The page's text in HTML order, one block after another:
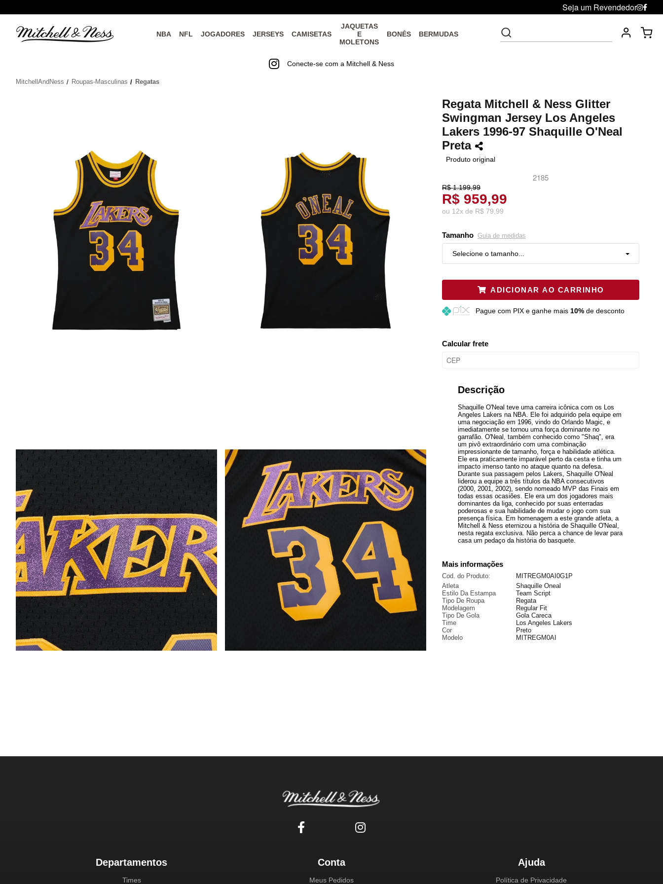
Seja um Revendedor
NBA NFL JOGADORES JERSEYS CAMISETAS
JAQUETAS
E
MOLETONS
BONÉS BERMUDAS
Conecte-se com a Mitchell & Ness
MitchellAndNess Roupas-Masculinas Regatas
Regata Mitchell & Ness Glitter
Swingman Jersey Los Angeles
Lakers 1996-97 Shaquille O'Neal
Preta
Produto original
2185
R$ 1.199,99
R$ 959,99
ou 12x de R$ 79,99
Tamanho Guia de medidas
Selecione o tamanho...
Restam mais de 6 itens
G Restam mais de 6 itens
ADICIONAR AO CARRINHO
Pague com PIX e ganhe mais 10%de desconto
Calcular frete
Descrição
Shaquille O'Neal teve uma carreira icônica com os Los
Angeles Lakers na NBA. Ele foi adquirido pela equipe em
uma negociação em 1996, vindo do Orlando Magic, e
imediatamente se tornou uma força dominante no
garrafão. O'Neal, também conhecido como "Shaq", era
um pivô extraordinário com uma combinação
impressionante de tamanho, força e habilidade atlética.
Ele era praticamente imparável perto da cesta e tinha um
impacto imenso tanto no ataque quanto na defesa.
Durante sua passagem pelos Lakers, Shaquille O'Neal
liderou a equipe a três títulos da NBA consecutivos
(2000, 2001, 2002), sendo nomeado MVP das Finais em
todas essas ocasiões. Ele era um dos jogadores mais
dominantes da liga, conhecido por suas enterradas
poderosas e sua habilidade de mudar o jogo com sua
presença física. Em homenagem a este grande atleta, a
Mitchell & Ness eternizou a história de Shaquille O'Neal,
nesta regata exclusiva. Não perca a chance de levar para
casa um pedaço da história do basquete.
Mais informações
Cod. do Produto:
MITREGM0AI0G1P
Atleta
Shaquille Oneal
Estilo Da Estampa
Team Script
Tipo De Roupa
Regata
Modelagem
Regular Fit
Tipo De Gola
Gola Careca
Time
Los Angeles Lakers
Cor
Preto
Modelo
MITREGM0AI
Departamentos
Times
Conta
Meus Pedidos
Ajuda
Política de Privacidade